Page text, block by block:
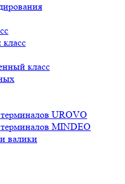
класс
UROVO
MINDEO
валики